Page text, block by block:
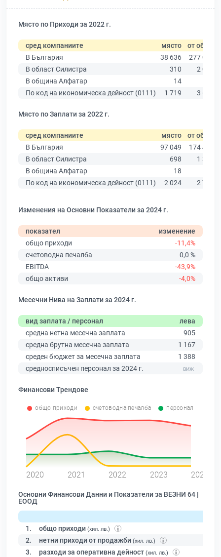
Място по Приходи за 2022 г.
сред компаниите място от общо
В България
38 636
277 019
В област Силистра
310
2 077
В община Алфатар
14
По код на икономическа дейност (0111)
1 719 3 640
Място по Заплати за 2022 г.
сред компаниите място от общо
В България
97 049
174 403
В област Силистра
698
1 352
В община Алфатар
18
По код на икономическа дейност (0111)
2 024 2 706
Изменения на Основни Показатели за 2024 г.
показател
изменение
общо приходи
-11,4%
счетоводна печалба
0,0 %
EBITDA
-43,9%
общо активи
-4,0%
Месечни Нива на Заплати за 2024 г.
вид заплата / персонал
лева
средна нетна месечна заплата
905
средна брутна месечна заплата
1 167
среден бюджет за месечна заплата
1 388
средносписъчен персонал за 2024 г.
Финансови Трендове
общо приходи счетоводна печалба персонал
2020 2021 2022 2023 2024
Основни Финансови Данни и Показатели за ВЕЗНИ 64 |
ЕООД
1. общо приходи (хил. лв.)
2. нетни приходи от продажби (хил. лв.)
3. разходи за оперативна дейност (хил. лв.)